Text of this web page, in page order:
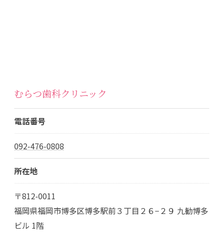
むらつ歯科クリニック
電話番号
092-476-0808
所在地
〒812-0011
福岡県福岡市博多区博多駅前３丁目２６−２９ 九勧博多
ビル 1階